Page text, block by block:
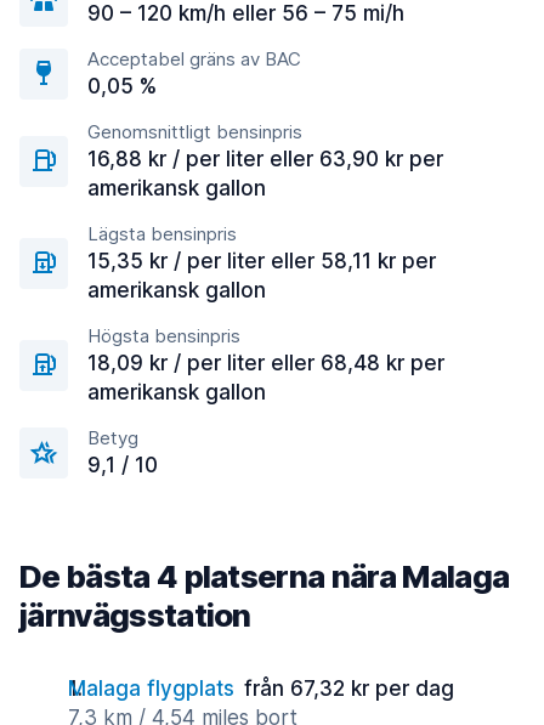
90 – 120 km/h eller 56 – 75 mi/h
Acceptabel gräns av BAC
0,05 %
Genomsnittligt bensinpris
16,88 kr / per liter eller 63,90 kr per
amerikansk gallon
Lägsta bensinpris
15,35 kr / per liter eller 58,11 kr per
amerikansk gallon
Högsta bensinpris
18,09 kr / per liter eller 68,48 kr per
amerikansk gallon
Betyg
9,1 / 10
De bästa 4 platserna nära Malaga
järnvägsstation
Malaga flygplats från 67,32 kr per dag
7,3 km / 4,54 miles bort